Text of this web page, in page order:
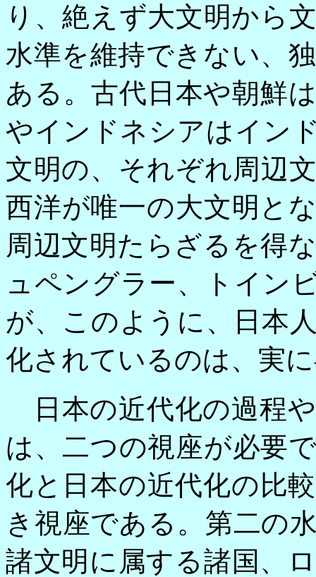
り、絶えず大文明から
水準を維持できない、
ある。古代日本や朝鮮
やインドネシアはイン
文明の、それぞれ周辺
西洋が唯一の大文明と
周辺文明たらざるを得
ュペングラー、トイン
が、このように、日本
化されているのは、実
日本の近代化の過程
は、二つの視座が必要
化と日本の近代化の比
き視座である。第二の
諸文明に属する諸国、